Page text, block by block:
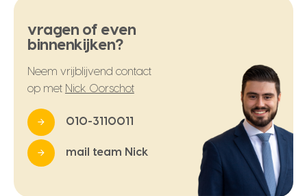
vragen of even
binnenkijken?
Neem vrijblijvend contact
op met Nick Oorschot
010-3110011
mail team Nick